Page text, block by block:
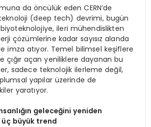
da öncülük eden CERN’de
(deep tech) devrimi, bugün
ileri mühendislikten
çözümlerine kadar sayısız alanda
imza atıyor. Temel bilimsel keşiflere
çığır açan yeniliklere dayanan bu
sadece teknolojik ilerleme değil,
yapılar üzerinde de
yaratıyor.
geleceğini yeniden
üç büyük trend